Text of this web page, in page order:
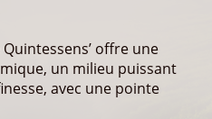
offre une
un milieu puissant
avec une pointe